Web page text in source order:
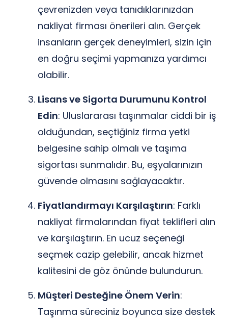
çevrenizden veya tanıdıklarınızdan
nakliyat firması önerileri alın. Gerçek
insanların gerçek deneyimleri, sizin için
en doğru seçimi yapmanıza yardımcı
olabilir.
Lisans ve Sigorta Durumunu Kontrol
Edin: Uluslararası taşınmalar ciddi bir iş
olduğundan, seçtiğiniz firma yetki
belgesine sahip olmalı ve taşıma
sigortası sunmalıdır. Bu, eşyalarınızın
güvende olmasını sağlayacaktır.
Fiyatlandırmayı Karşılaştırın: Farklı
nakliyat firmalarından fiyat teklifleri alın
ve karşılaştırın. En ucuz seçeneği
seçmek cazip gelebilir, ancak hizmet
kalitesini de göz önünde bulundurun.
Müşteri Desteğine Önem Verin:
Taşınma süreciniz boyunca size destek